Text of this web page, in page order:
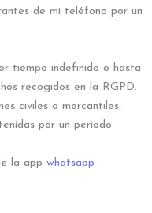
de mi teléfono por un
tiempo indefinido o hasta
recogidos en la RGPD.
civiles o mercantiles,
por un periodo
la app whatsapp